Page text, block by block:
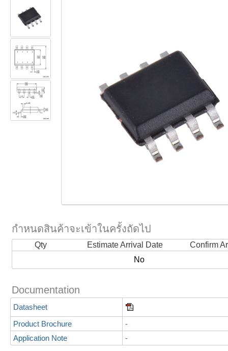
กำหนดสินค้าจะเข้าในครั้งถัดไป
Qty Estimate Arrival Date
Confirm
No
Documentation
Datasheet
Product Brochure
-
Application Note
-